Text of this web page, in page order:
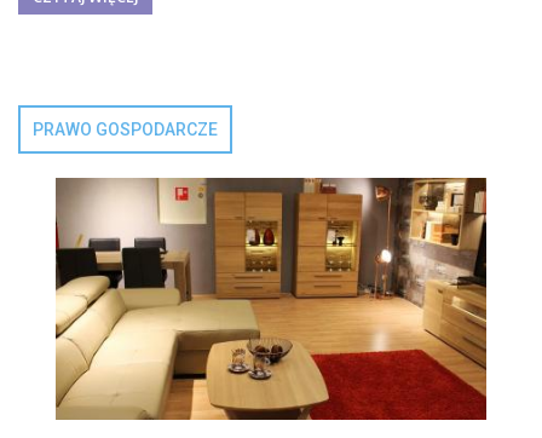
PRAWO GOSPODARCZE